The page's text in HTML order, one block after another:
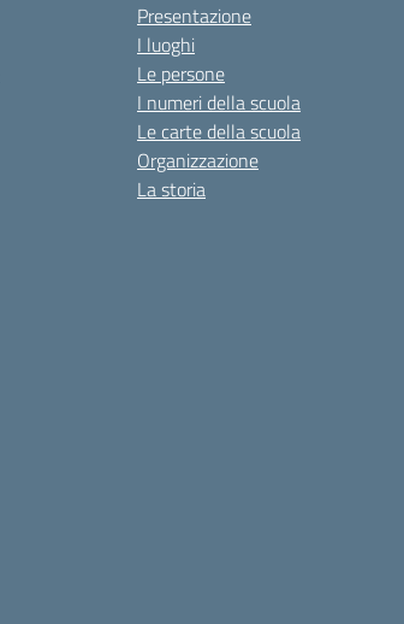
Presentazione
I luoghi
Le persone
I numeri della scuola
Le carte della scuola
Organizzazione
La storia